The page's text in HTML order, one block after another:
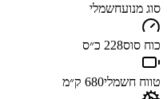
סוג מנועחשמלי
כוח סוס228 כ״ס
טווח חשמלי680 ק״מ